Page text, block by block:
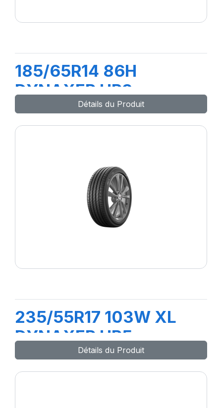
185/65R14 86H
DYNAXER HP3
Détails du Produit
235/55R17 103W XL
DYNAXER HP5
Détails du Produit